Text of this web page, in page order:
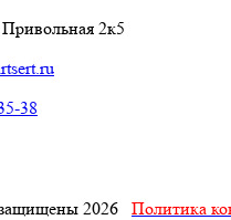
2к5
38
2026 Политика